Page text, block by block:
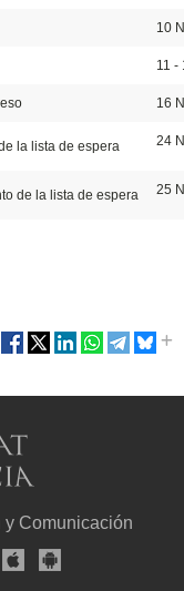
10
11 -
16
la lista de espera 24
de la lista de espera 25
y Comunicación